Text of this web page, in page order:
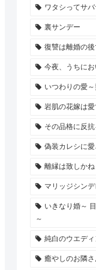
ワタシってサ
裏サンデー
復讐は離婚の後
今夜、うちに
いつわりの愛
岩肌の花嫁は
その品格に反抗
偽装カレシに
離縁は致しかね
マリッジシンデ
いきなり婚～
～
純白のウエデ
癒やしのお隣